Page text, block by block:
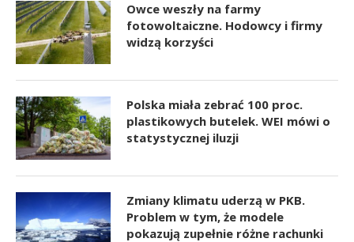
Owce weszły na farmy
fotowoltaiczne. Hodowcy i firmy
widzą korzyści
Polska miała zebrać 100 proc.
plastikowych butelek. WEI mówi o
statystycznej iluzji
Zmiany klimatu uderzą w PKB.
Problem w tym, że modele
pokazują zupełnie różne rachunki